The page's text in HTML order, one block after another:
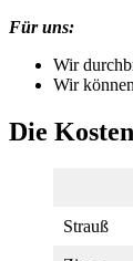
Für uns:
Wir
Wir
Die Kosten
Strauß